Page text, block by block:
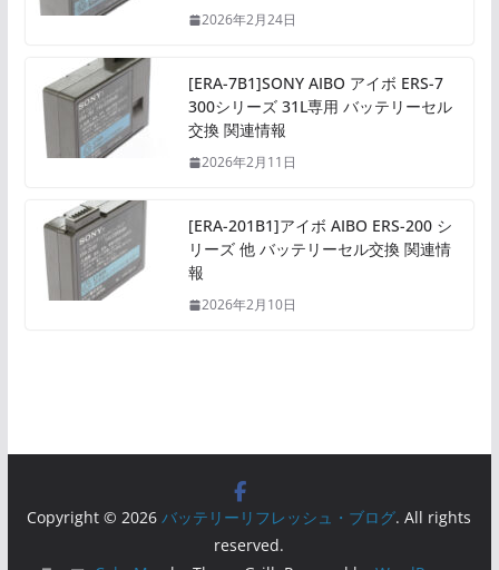
2026年2月24日
[ERA-7B1]SONY AIBO アイボ ERS-7
300シリーズ 31L専用 バッテリーセル
交換 関連情報
2026年2月11日
[ERA-201B1]アイボ AIBO ERS-200 シ
リーズ 他 バッテリーセル交換 関連情
報
2026年2月10日
Copyright © 2026バッテリーリフレッシュ・ブログ. All rights
reserved.